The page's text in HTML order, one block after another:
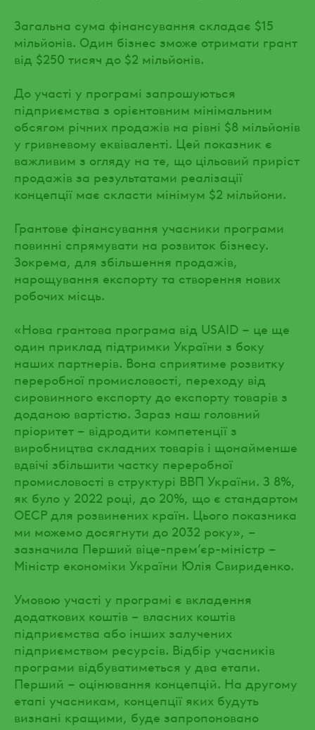
Загальна сума фінансування складає $15
мільйонів. Один бізнес зможе отримати грант
від $250 тисяч до $2 мільйонів.
До участі у програмі запрошуються
підприємства з орієнтовним мінімальним
обсягом річних продажів на рівні $8 мільйонів
у гривневому еквіваленті. Цей показник є
важливим з огляду на те, що цільовий приріст
продажів за результатами реалізації
концепції має скласти мінімум $2 мільйони.
Грантове фінансування учасники програми
повинні спрямувати на розвиток бізнесу.
Зокрема, для збільшення продажів,
нарощування експорту та створення нових
робочих місць.
«Нова грантова програма від USAID – це ще
один приклад підтримки України з боку
наших партнерів. Вона сприятиме розвитку
переробної промисловості, переходу від
сировинного експорту до експорту товарів з
доданою вартістю. Зараз наш головний
пріоритет – відродити компетенції з
виробництва складних товарів і щонайменше
вдвічі збільшити частку переробної
промисловості в структурі ВВП України. З 8%,
як було у 2022 році, до 20%, що є стандартом
ОЕСР для розвинених країн. Цього показника
ми можемо досягнути до 2032 року», –
зазначила Перший віце-прем’єр-міністр –
Міністр економіки України Юлія Свириденко.
Умовою участі у програмі є вкладення
додаткових коштів – власних коштів
підприємства або інших залучених
підприємством ресурсів. Відбір учасників
програми відбуватиметься у два етапи.
Перший – оцінювання концепцій. На другому
етапі учасникам, концепції яких будуть
визнані кращими, буде запропоновано